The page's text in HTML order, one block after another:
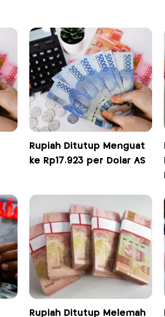
Rupiah Ditutup Menguat
ke Rp17.923 per Dolar AS
Rupiah Ditutup Melemah